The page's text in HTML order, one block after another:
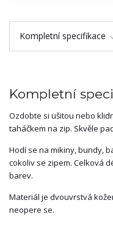
Kompletní specifikace
Kompletní
Ozdobte si ušitou nebo
taháčkem na zip. Skvěle
Hodí se na mikiny, bundy,
cokoliv se zipem. Celková
barev.
Materiál je dvouvrstvá
neopere se.